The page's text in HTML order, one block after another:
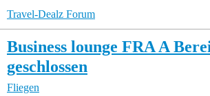
Travel-Dealz Forum
Business lounge FRA A
geschlossen
Fliegen